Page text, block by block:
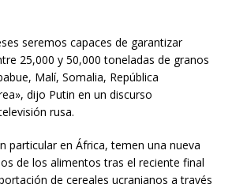
seremos capaces de garantizar
25,000 y 50,000 toneladas de granos
Malí, Somalia, República
dijo Putin en un discurso
rusa.
particular en África, temen una nueva
de los alimentos tras el reciente final
de cereales ucranianos a través